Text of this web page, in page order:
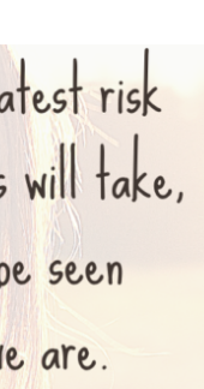
d
a
n
!